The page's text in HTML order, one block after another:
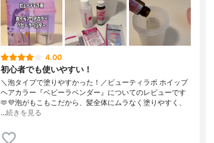
4.00
初心者でも使いやすい！
＼泡タイプで塗りやすかった！／ビューティラボ ホイップ
ヘアカラー『ベビーラベンダー』についてのレビューです
🫶💜⁡泡がもこもこだから、髪全体にムラなく塗りやすく、
…続きを見る